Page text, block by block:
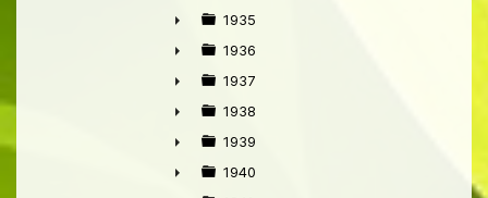
►
►
1935
►
1936
►
1937
►
1938
►
1939
1940